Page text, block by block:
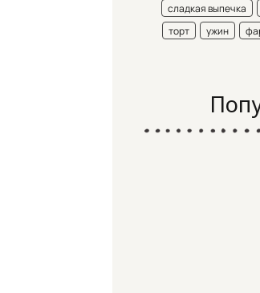
сладкая выпечка
торт
ужин